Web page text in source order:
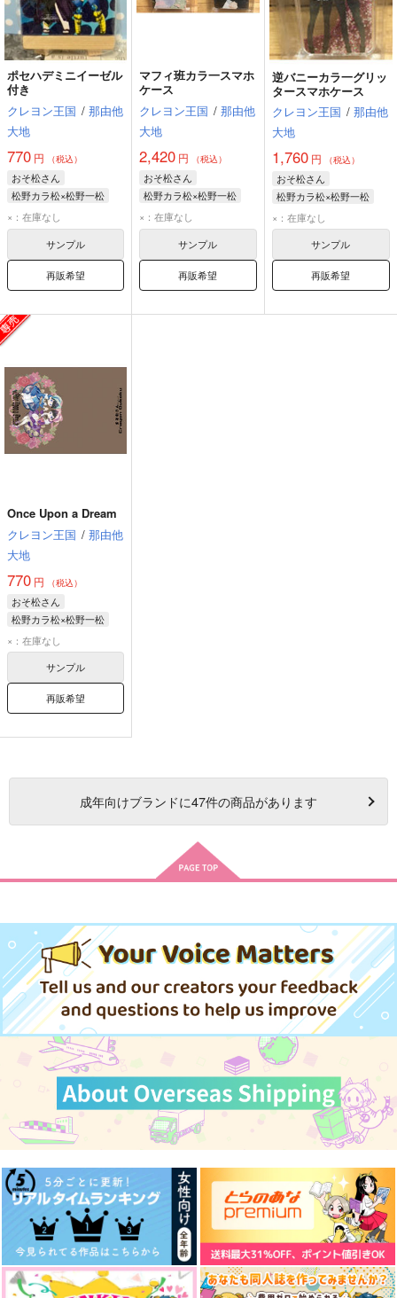
ポセハデミニイーゼル
付き
クレヨン王国 / 那由他
大地
770 円 （税込）
おそ松さん
松野カラ松×松野一松
松野カラ松
×：在庫なし
サンプル
再販希望
マフィ班カラ一スマホ
ケース
クレヨン王国 / 那由他
大地
2,420 円 （税込）
おそ松さん
松野カラ松×松野一松
松野カラ松
×：在庫なし
サンプル
再販希望
逆バニーカラ一グリッ
タースマホケース
クレヨン王国 / 那由他
大地
1,760円 （税込）
おそ松さん
松野カラ松×松野一松
松野カラ松
×：在庫なし
サンプル
再販希望
Once Upon a Dream
クレヨン王国 / 那由他
大地
770 円 （税込）
おそ松さん
松野カラ松×松野一松
松野カラ松
×：在庫なし
サンプル
再販希望
成年向けブランドに47件の商品があります